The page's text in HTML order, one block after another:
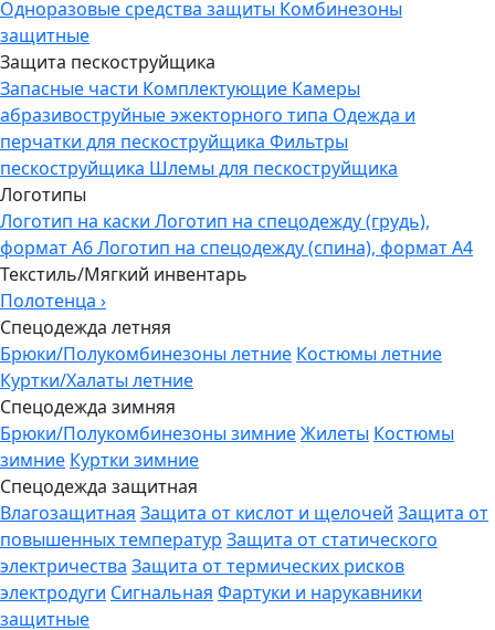
Одноразовые средства защиты Комбинезоны
защитные
Защита пескоструйщика
Запасные части Комплектующие Камеры
абразивоструйные эжекторного типа Одежда и
перчатки для пескоструйщика Фильтры
пескоструйщика Шлемы для пескоструйщика
Логотипы
Логотип на каски Логотип на спецодежду (грудь),
формат А6Логотип на спецодежду (спина), формат А4
Текстиль/Мягкий инвентарь
Полотенца ›
Спецодежда летняя
Брюки/Полукомбинезоны летние Костюмы летние
Куртки/Халаты летние
Спецодежда зимняя
Брюки/Полукомбинезоны зимниеЖилеты Костюмы
зимние Куртки зимние
Спецодежда защитная
Влагозащитная Защита от кислот и щелочей Защита от
повышенных температур Защита от статического
электричества Защита от термических рисков
электродуги Сигнальная Фартуки и нарукавники
защитные